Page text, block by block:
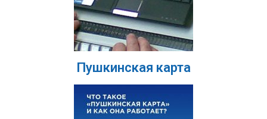
Пушкинская карта